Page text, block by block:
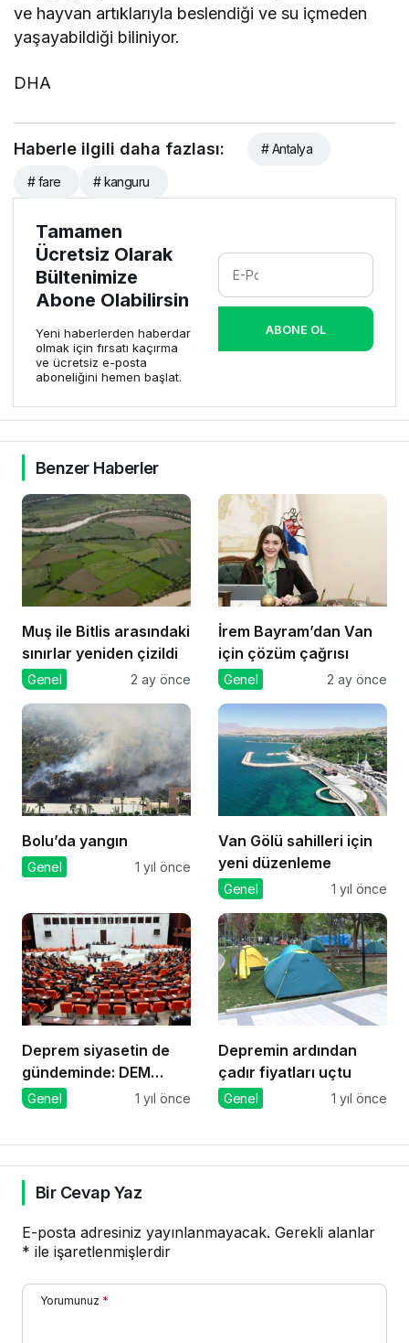
ve hayvan artıklarıyla beslendiği ve su içmeden
yaşayabildiği biliniyor.
DHA
Haberle ilgili daha fazlası: # Antalya
# fare # kanguru
Tamamen
Ücretsiz Olarak
Bültenimize
Abone Olabilirsin
Yeni haberlerden haberdar
olmak için fırsatı kaçırma
ve ücretsiz e-posta
aboneliğini hemen başlat.
ABONE OL
Benzer Haberler
Muş ile Bitlis arasındaki
sınırlar yeniden çizildi
Genel 2 ay önce
İrem Bayram’dan Van
için çözüm çağrısı
Genel 2 ay önce
Bolu’da yangın
Genel 1 yıl önce
Van Gölü sahilleri için
yeni düzenleme
Genel 1 yıl önce
Deprem siyasetin de
gündeminde: DEM
Parti’den önerge
Genel 1 yıl önce
Depremin ardından
çadır fiyatları uçtu
Genel 1 yıl önce
Bir Cevap Yaz
E-posta adresiniz yayınlanmayacak. Gerekli alanlar
* ile işaretlenmişlerdir
Yorumunuz *